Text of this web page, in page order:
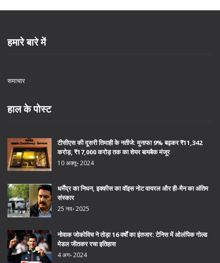
हमारे बारे में
समाचार
हाल के पोस्ट
टीसीएस की दूसरी तिमाही के नतीजे: मुनाफा 9% बढ़कर ₹11,342
करोड़, ₹17,000 करोड़ तक का शेयर बायबैक मंजूर
10 अक्तू॰ 2024
धर्मेंद्र का निधन, इक्कीस का वॉइस नोट वायरल और ही-मैन का अंतिम
संस्कार
25 नव॰ 2025
नोवाक जोकोविच ने तोड़ा 16 वर्षों का इंतजार: टेनिस में ओलंपिक गोल्ड
मेडल जीतकर रचा इतिहास
4 अग॰ 2024